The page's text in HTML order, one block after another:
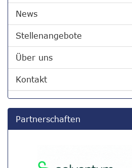
News
Stellenangebote
Über uns
Kontakt
Partnerschaften